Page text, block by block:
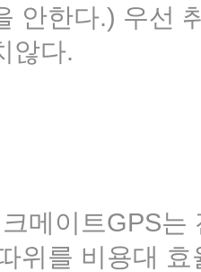
안한다.) 우선
않다.
메이트GPS
위를 비용대